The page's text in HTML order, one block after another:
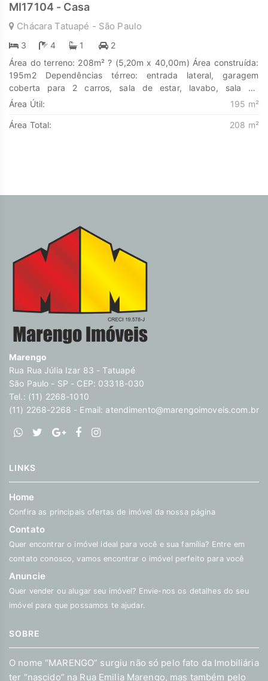
MI17104 - Casa
Chácara Tatuapé - São Paulo
3 4 1
2
Área do terreno: 208m² ? (5,20m x 40,00m) Área construída:
195m2 Dependências térreo: entrada lateral, garagem
coberta para 2 carros, sala de estar, lavabo, sala de
jantar,Cozinha, Quintal, Fundos, lavanderia, quarto de
superior: 1º dormitório, 1banheiro , 2º dormitório, 3º
Área Útil: 195 m²
Área Total: 208 m²
Marengo
Rua Rua Júlia Izar 83 - Tatuapé
São Paulo - SP - CEP: 03318-030
Tel.: (11) 2268-1010
(11) 2268-2268 - Email: atendimento@marengoimoveis.com.br
LINKS
Home
Confira as principais ofertas de imóvel da nossa página
Contato
Quer encontrar o imóvel ideal para você e sua família? Entre em
contato conosco, vamos encontrar o imóvel perfeito para você
Anuncie
Quer vender ou alugar seu imóvel? Envie-nos os detalhes do seu
imóvel para que possamos te ajudar.
SOBRE
O nome “MARENGO” surgiu não só pelo fato da Imobiliária
ter “nascido” na Rua Emilia Marengo, mas também pelo